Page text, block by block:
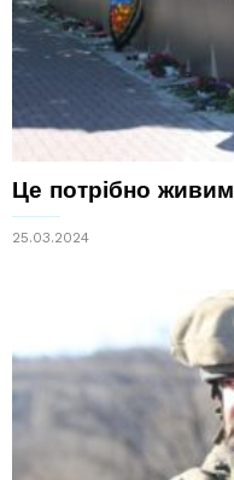
Це потрібно живим
25.03.2024